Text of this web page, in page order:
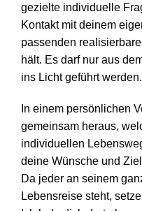
gezielte individuelle
Kontakt mit deinem
passenden
hält. Es darf nur aus
ins Licht geführt werden.
In einem persönlichen
gemeinsam heraus,
individuellen
deine Wünsche und
Da jeder an seinem
Lebensreise steht,